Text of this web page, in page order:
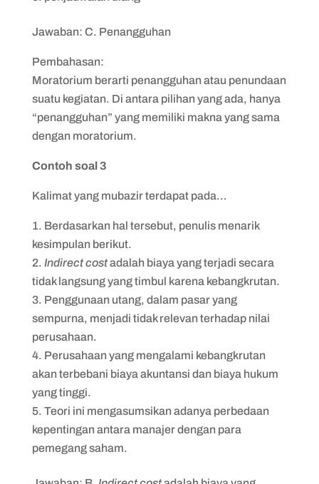
Jawaban: C. Penangguhan
Pembahasan:
Moratorium berarti penangguhan atau penundaan
suatu kegiatan. Di antara pilihan yang ada, hanya
“penangguhan” yang memiliki makna yang sama
dengan moratorium.
Contoh soal 3
Kalimat yang mubazir terdapat pada…
Berdasarkan hal tersebut, penulis menarik
kesimpulan berikut.
Indirect costadalah biaya yang terjadi secara
tidak langsung yang timbul karena kebangkrutan.
Penggunaan utang, dalam pasar yang
sempurna, menjadi tidak relevan terhadap nilai
perusahaan.
Perusahaan yang mengalami kebangkrutan
akan terbebani biaya akuntansi dan biaya hukum
yang tinggi.
Teori ini mengasumsikan adanya perbedaan
kepentingan antara manajer dengan para
pemegang saham.